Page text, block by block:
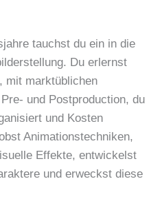
tauchst du ein in die
Du erlernst
mit marktüblichen
und Postproduction, du
und Kosten
Animationstechniken,
Effekte, entwickelst
und erweckst diese